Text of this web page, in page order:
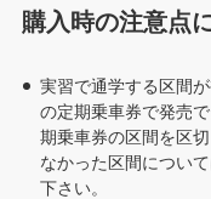
購入時の注意点
実習で通学する区間
の定期乗車券で発売
期乗車券の区間を区
なかった区間につい
下さい。